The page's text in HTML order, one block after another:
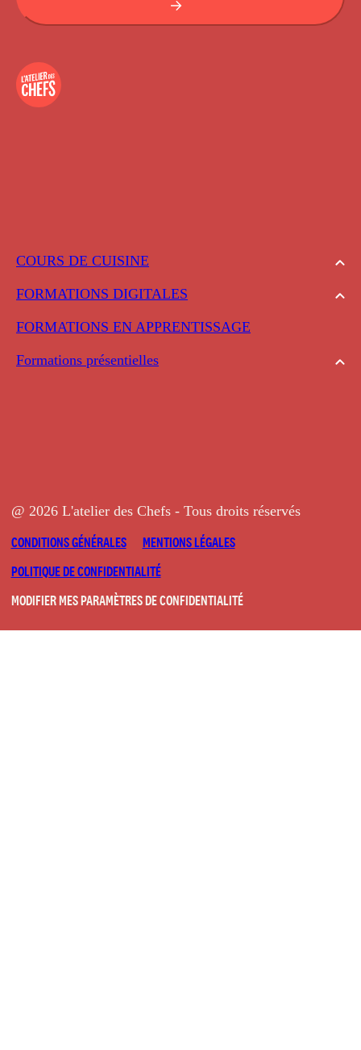
COURS DE CUISINE
FORMATIONS DIGITALES
FORMATIONS EN APPRENTISSAGE
Formations présentielles
@ 2026 L'atelier des Chefs - Tous droits réservés
CONDITIONS GÉNÉRALES
MENTIONS LÉGALES
POLITIQUE DE CONFIDENTIALITÉ
MODIFIER MES PARAMÈTRES DE CONFIDENTIALITÉ